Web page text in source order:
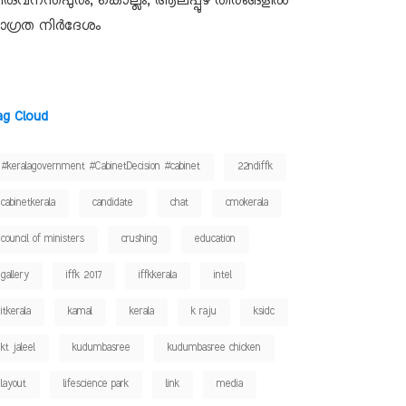
നിർദേശം
Cloud
#keralagovernment #CabinetDecision #cabinet 22ndiffk
cabinetkerala candidate chat cmokerala
council of ministers crushing education
gallery iffk 2017 iffkkerala intel
itkerala kamal kerala k raju ksidc
kt jaleel kudumbasree kudumbasree chicken
layout lifescience park link media